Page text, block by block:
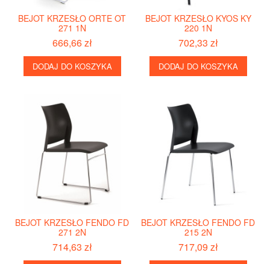
BEJOT KRZESŁO ORTE OT
271 1N
666,66 zł
DODAJ DO KOSZYKA
BEJOT KRZESŁO KYOS KY
220 1N
702,33 zł
DODAJ DO KOSZYKA
BEJOT KRZESŁO FENDO FD
271 2N
714,63 zł
BEJOT KRZESŁO FENDO FD
215 2N
717,09 zł